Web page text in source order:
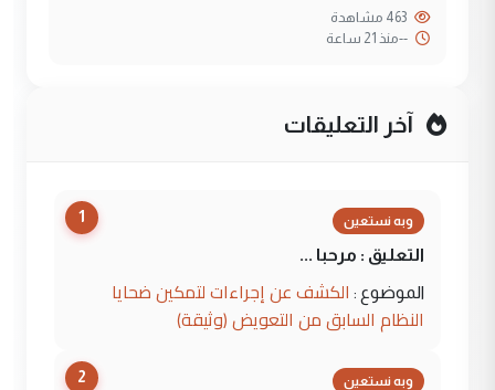
--منذ 21 ساعة
آخر التعليقات
1 وبه نستعين
التعليق : مرحبا ...
الموضوع : الكشف عن إجراءات لتمكين ضحايا
النظام السابق من التعويض (وثيقة)
2 وبه نستعين